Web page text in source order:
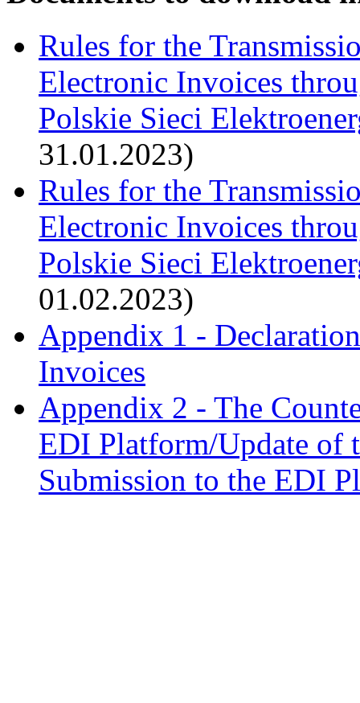
Rules for the
Electronic Invoices
Polskie Sieci
31.01.2023)
Rules for the
Electronic Invoices
Polskie Sieci
01.02.2023)
Appendix 1 -
Invoices
Appendix 2 - The
EDI Platform/Update of
Submission to the EDI